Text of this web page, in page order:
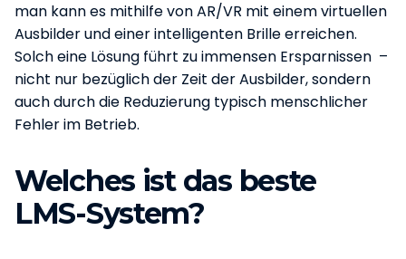
man kann es mithilfe von AR/VR mit einem virtuellen
Ausbilder und einer intelligenten Brille erreichen.
Solch eine Lösung führt zu immensen Ersparnissen –
nicht nur bezüglich der Zeit der Ausbilder, sondern
auch durch die Reduzierung typisch menschlicher
Fehler im Betrieb.
Welches ist das beste
LMS-System?